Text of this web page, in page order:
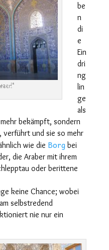
be
n
di
e
Ein
dri
ng
lin
ge
als
bekämpft, sondern
und sie so mehr
wie die Borg bei
die Araber mit ihrem
oder berittene
keine Chance; wobei
selbstredend
nie nur ein